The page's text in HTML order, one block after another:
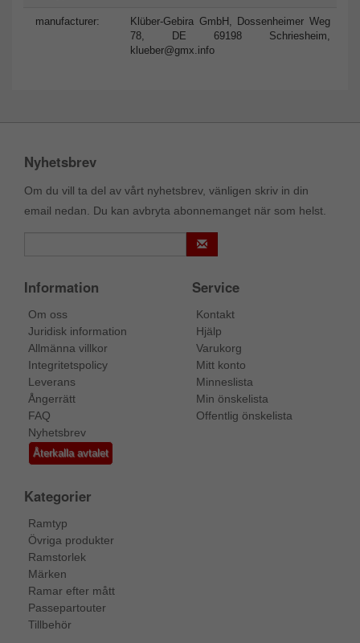
manufacturer:
Klüber-Gebira GmbH, Dossenheimer Weg
78, DE 69198 Schriesheim,
klueber@gmx.info
Nyhetsbrev
Om du vill ta del av vårt nyhetsbrev, vänligen skriv in din
email nedan. Du kan avbryta abonnemanget när som helst.
Information
Om oss
Juridisk information
Allmänna villkor
Integritetspolicy
Leverans
Ångerrätt
FAQ
Nyhetsbrev
Återkalla avtalet
Service
Kontakt
Hjälp
Varukorg
Mitt konto
Minneslista
Min önskelista
Offentlig önskelista
Kategorier
Ramtyp
Övriga produkter
Ramstorlek
Märken
Ramar efter mått
Passepartouter
Tillbehör